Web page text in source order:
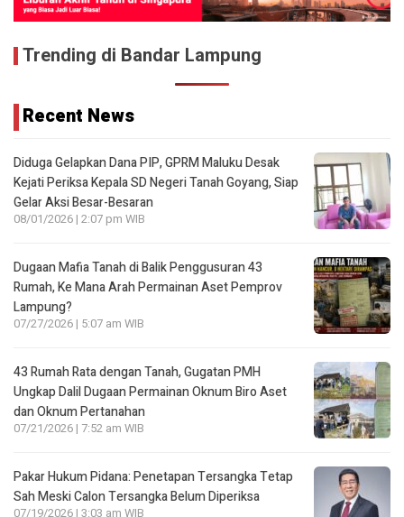
Trending di Bandar Lampung
Recent News
Diduga Gelapkan Dana PIP, GPRM Maluku Desak
Kejati Periksa Kepala SD Negeri Tanah Goyang, Siap
Gelar Aksi Besar-Besaran
08/01/2026 | 2:07 pm WIB
Dugaan Mafia Tanah di Balik Penggusuran 43
Rumah, Ke Mana Arah Permainan Aset Pemprov
Lampung?
07/27/2026 | 5:07 am WIB
43 Rumah Rata dengan Tanah, Gugatan PMH
Ungkap Dalil Dugaan Permainan Oknum Biro Aset
dan Oknum Pertanahan
07/21/2026 | 7:52 am WIB
Pakar Hukum Pidana: Penetapan Tersangka Tetap
Sah Meski Calon Tersangka Belum Diperiksa
07/19/2026 | 3:03 am WIB